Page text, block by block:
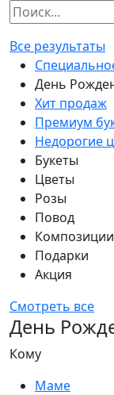
Все результаты
День
Хит продаж
Премиум
Недорогие
Букеты
Цветы
Розы
Повод
Композиции
Подарки
Акция
Смотреть все
День
Кому
Маме